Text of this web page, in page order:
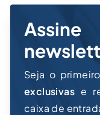
Seja o
exclusivas e
caixa de